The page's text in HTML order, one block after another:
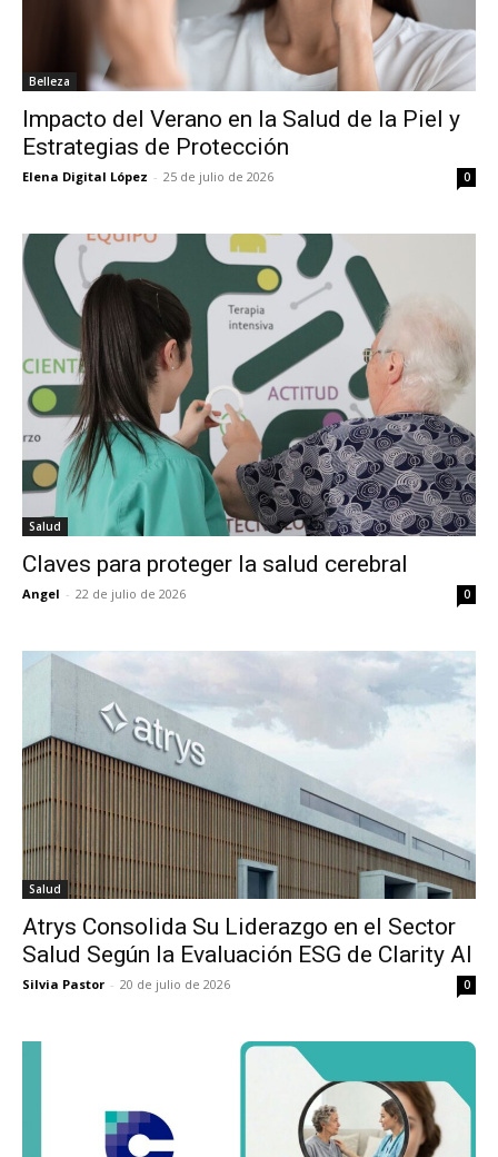
Belleza
Impacto del Verano en la Salud de la Piel y
Estrategias de Protección
Elena Digital López - 25 de julio de 2026 0
Salud
Claves para proteger la salud cerebral
Angel - 22 de julio de 2026 0
Salud
Atrys Consolida Su Liderazgo en el Sector
Salud Según la Evaluación ESG de Clarity AI
Silvia Pastor - 20 de julio de 2026 0